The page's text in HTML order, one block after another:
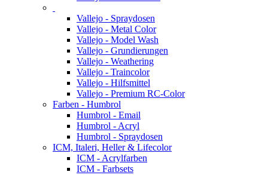
Vallejo - Spraydosen
Vallejo - Metal Color
Vallejo - Model Wash
Vallejo - Grundierungen
Vallejo - Weathering
Vallejo - Traincolor
Vallejo - Hilfsmittel
Vallejo - Premium RC-Color
Farben - Humbrol
Humbrol - Email
Humbrol - Acryl
Humbrol - Spraydosen
ICM, Italeri, Heller & Lifecolor
ICM - Acrylfarben
ICM - Farbsets